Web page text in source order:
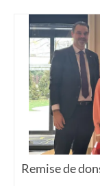
Remise de